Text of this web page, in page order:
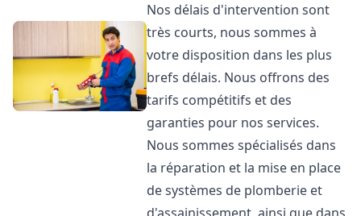
Nos délais d'intervention sont
très courts, nous sommes à
votre disposition dans les plus
brefs délais. Nous offrons des
tarifs compétitifs et des
garanties pour nos services.
Nous sommes spécialisés dans
la réparation et la mise en place
de systèmes de plomberie et